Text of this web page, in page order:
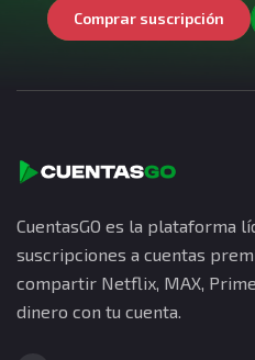
Comprar suscripción
CuentasGO es la plataforma
suscripciones a cuentas
compartir Netflix, MAX,
dinero con tu cuenta.